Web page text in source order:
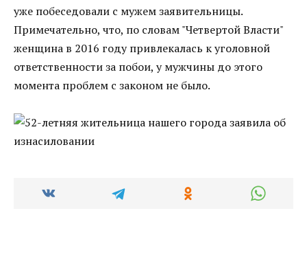
уже побеседовали с мужем заявительницы.
Примечательно, что, по словам "Четвертой Власти"
женщина в 2016 году привлекалась к уголовной
ответственности за побои, у мужчины до этого
момента проблем с законом не было.